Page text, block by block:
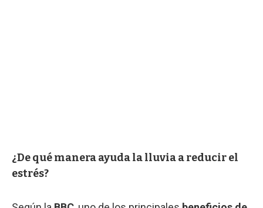
¿De qué manera ayuda la lluvia a reducir el
estrés?